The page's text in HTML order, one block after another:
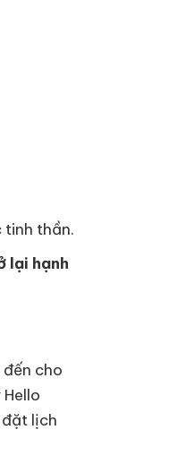
tinh thần.
lại hạnh
cho
lịch